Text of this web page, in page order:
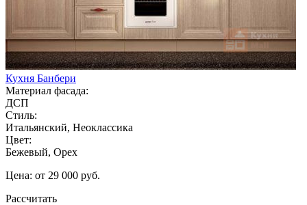
Кухня Банбери
Материал фасада:
ДСП
Стиль:
Итальянский, Неоклассика
Цвет:
Бежевый, Орех
Цена: от 29 000 руб.
Рассчитать